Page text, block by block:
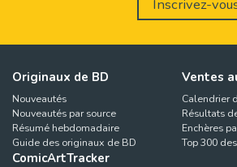
Inscrivez-
Originaux de BD
Nouveautés
Nouveautés par source
Résumé hebdomadaire
Guide des originaux de BD
Ventes
Calendrier
Résultats
Enchères
Top 300
ComicArtTracker